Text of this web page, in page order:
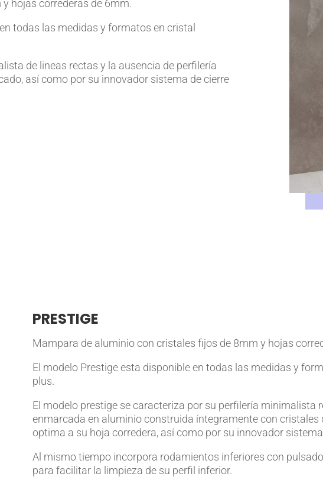
hojas correderas de 6mm.
todas las medidas y formatos en cristal
de lineas rectas y la ausencia de perfilería
así como por su innovador sistema de cierre
PRESTIGE
Mampara de aluminio con cristales fijos de 8mm y hojas
El modelo Prestige esta disponible en todas las medidas y
plus.
El modelo prestige se caracteriza por su perfilería minimalista
enmarcada en aluminio construida íntegramente con cristales
optima a su hoja corredera, así como por su innovador
Al mismo tiempo incorpora rodamientos inferiores con
para facilitar la limpieza de su perfil inferior.